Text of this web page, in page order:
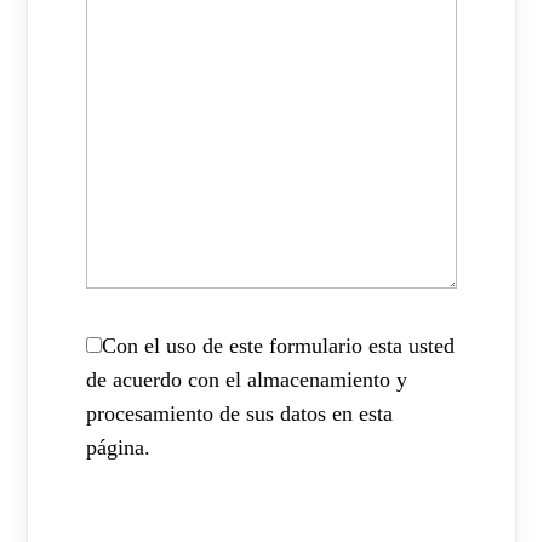
Con el uso de este formulario esta usted
de acuerdo con el almacenamiento y
procesamiento de sus datos en esta
página.